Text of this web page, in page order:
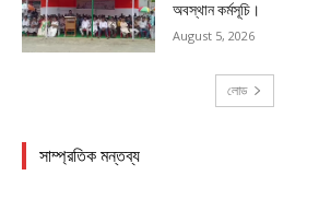
অবস্থান কর্মসূচি।
August 5, 2026
লোড
সাম্প্রতিক মন্তব্য